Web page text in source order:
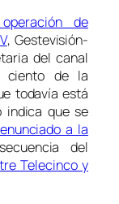
de
, Gestevisión-
del canal
ciento de la
todavía está
indica que se
a la
del
Telecinco y